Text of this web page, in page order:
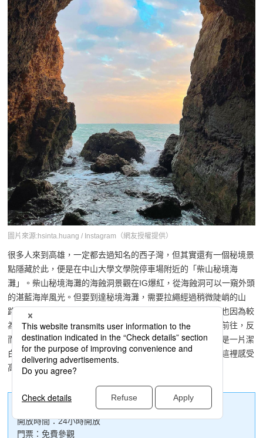
圖片來源:hsinta.huang / Instagram（網友授權提供）
很多人來到高雄，一定都去過知名的西子灣，但其實還有一個秘境景
點隱藏於此，便是在中山大學文學院停車場附近的「柴山秘境海
灘」。柴山秘境海灘的海蝕洞景觀在IG爆紅，從海蝕洞可以一窺外頭
的湛藍海岸風光。但要到達秘境海灘，需要拉繩經過稍微陡峭的山
路，且海灘上奇岩遍布，又不時有海浪拍打上岸難以行走，也因為較
為危險且需要一些體力才能抵達，讓柴山秘境海灘較少遊客前往，反
而保留了較原始的風貌。置身秘境海灘享受海風吹拂，眼前是一片潔
白的沙灘，和湛藍的天空形成海天一色的絕美景致，不妨來這裡感受
高雄不一樣的海岸風光！
開放時間：24小時開放
門票：免費參觀